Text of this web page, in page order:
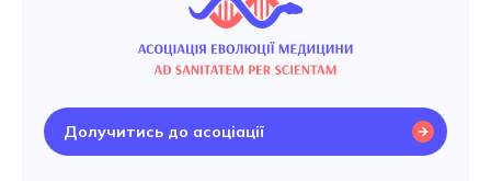
Долучитись до асоціації